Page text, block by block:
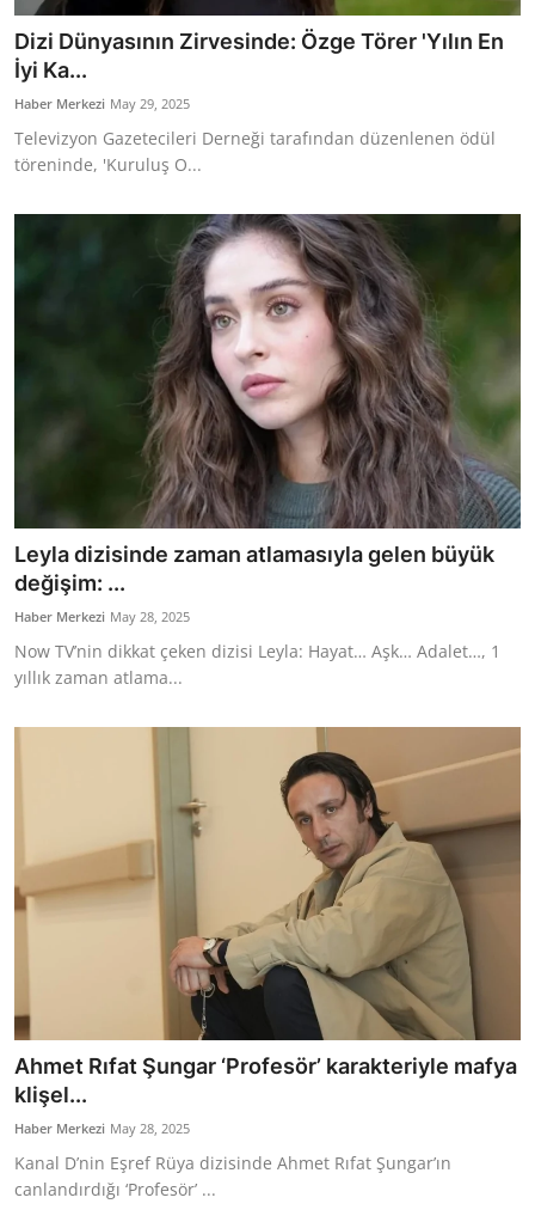
Dizi Dünyasının Zirvesinde: Özge Törer 'Yılın En
İyi Ka...
Haber Merkezi May 29, 2025
Televizyon Gazetecileri Derneği tarafından düzenlenen ödül
töreninde, 'Kuruluş O...
Leyla dizisinde zaman atlamasıyla gelen büyük
değişim: ...
Haber Merkezi May 28, 2025
Now TV’nin dikkat çeken dizisi Leyla: Hayat… Aşk… Adalet…, 1
yıllık zaman atlama...
Ahmet Rıfat Şungar ‘Profesör’ karakteriyle mafya
klişel...
Haber Merkezi May 28, 2025
Kanal D’nin Eşref Rüya dizisinde Ahmet Rıfat Şungar’ın
canlandırdığı ‘Profesör’ ...